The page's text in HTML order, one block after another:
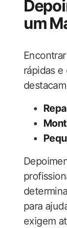
um
rápidas
para
exigem​